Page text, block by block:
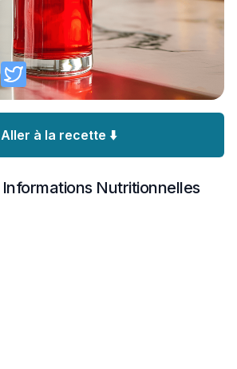
Aller à la recette ⬇️
Informations Nutritionnelles